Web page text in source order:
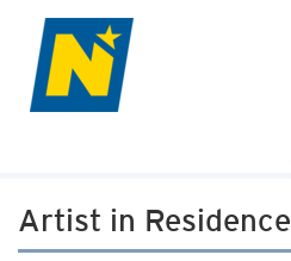
Artist in Residence